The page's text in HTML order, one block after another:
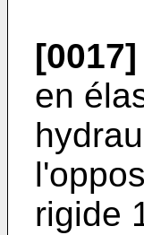
[0017]
en
rigide